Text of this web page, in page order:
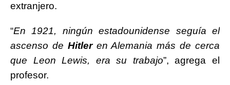
extranjero.
“En 1921, ningún estadounidense seguía el
ascenso de Hitleren Alemania más de cerca
que Leon Lewis, era su trabajo”, agrega el
profesor.